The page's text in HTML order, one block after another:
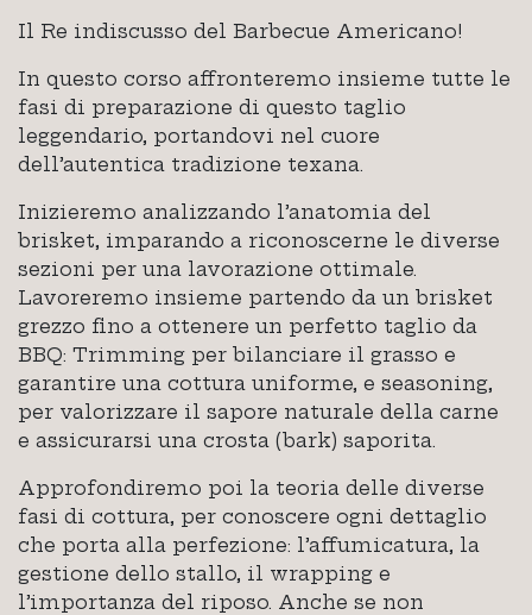
Il Re indiscusso del Barbecue Americano!
In questo corso affronteremo insieme tutte le
fasi di preparazione di questo taglio
leggendario, portandovi nel cuore
dell’autentica tradizione texana.
Inizieremo analizzando l’anatomia del
brisket, imparando a riconoscerne le diverse
sezioni per una lavorazione ottimale.
Lavoreremo insieme partendo da un brisket
grezzo fino a ottenere un perfetto taglio da
BBQ: Trimming per bilanciare il grasso e
garantire una cottura uniforme, e seasoning,
per valorizzare il sapore naturale della carne
e assicurarsi una crosta (bark) saporita.
Approfondiremo poi la teoria delle diverse
fasi di cottura, per conoscere ogni dettaglio
che porta alla perfezione: l’affumicatura, la
gestione dello stallo, il wrapping e
l’importanza del riposo. Anche se non